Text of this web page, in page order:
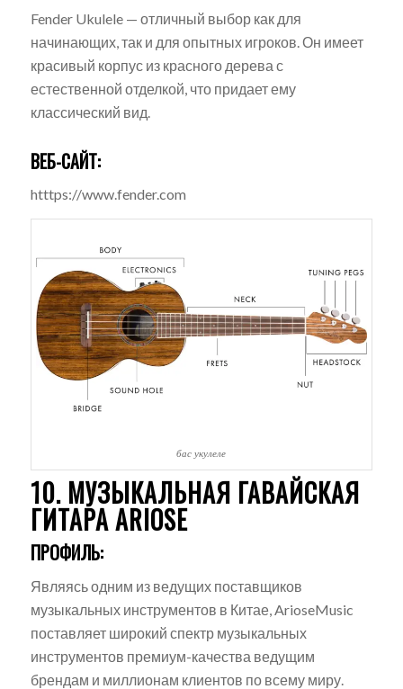
Fender Ukulele — отличный выбор как для
начинающих, так и для опытных игроков. Он имеет
красивый корпус из красного дерева с
естественной отделкой, что придает ему
классический вид.
ВЕБ-САЙТ:
htttps://www.fender.com
бас укулеле
10. МУЗЫКАЛЬНАЯ ГАВАЙСКАЯ
ГИТАРА ARIOSE
ПРОФИЛЬ:
Являясь одним из ведущих поставщиков
музыкальных инструментов в Китае, ArioseMusic
поставляет широкий спектр музыкальных
инструментов премиум-качества ведущим
брендам и миллионам клиентов по всему миру.